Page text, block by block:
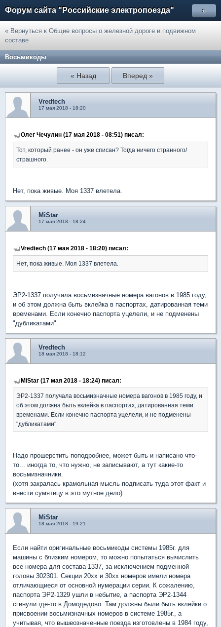
Форум сайта "Российские электропоезда" »
« Вернуться к Общие вопросы о железной дороге и подвижном
составе
Восьмикоды
« Назад Вперед »
Vredtech
17 мая 2018 - 18:20
Олег Чечулин (17 мая 2018 - 08:51) писал:
Тот, который ранее - он уже списан? Тогда ничего странного/
страшного.
Нет, пока живые. Моя 1337 влетела.
MiStar
17 мая 2018 - 18:24
Vredtech (17 мая 2018 - 18:20) писал:
Нет, пока живые. Моя 1337 влетела.
ЭР2-1337 получала восьмизначные номера вагонов в 1985 году,
и об этом должна быть вклейка в паспортах, датированная теми
временами. Если конечно паспорта уцелели, и не подменены
"дубликатами".
Vredtech
18 мая 2018 - 18:12
MiStar (17 мая 2018 - 18:24) писал:
ЭР2-1337 получала восьмизначные номера вагонов в 1985 году, и
об этом должна быть вклейка в паспортах, датированная теми
временами. Если конечно паспорта уцелели, и не подменены
"дубликатами".
Надо прошерстить поподробнее, может быть и написано что-
то... иногда то, что нужно, не записывают, а тут какие-то
восьмизначники.
(хотя закралась крамольная мысль подписать туда этот факт и
внести сумятицу в это мутное дело)
MiStar
18 мая 2018 - 19:21
Если найти оригинальные восьмикоды системы 1985г. для
машины с близким номером, то можно попытаться вычислить
все номера для состава 1337, за исключением подменной
головы 302301. Секции 20хх и 30хх номеров имели номера
отличающиеся от основной нумерации серии. К сожалению,
паспорта ЭР2-1329 ушли в небытие, а паспорта ЭР2-1344
сгинули где-то в Домодедово. Там должны были быть вклейки о
присвоении восьмизначных номеров в системе 1985г., а
учитывая, что вышеозначенные поезда изготовлены в 1984 году,